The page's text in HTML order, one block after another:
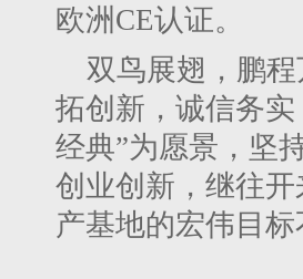
欧洲 CE认证。
双鸟展翅，鹏
拓创新，诚信务
经典”为愿景，坚
创业创新，继往
产基地的宏伟目